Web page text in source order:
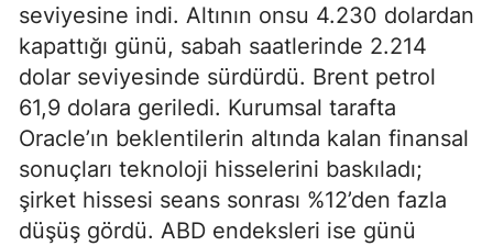
seviyesine indi. Altının onsu 4.230 dolardan
kapattığı günü, sabah saatlerinde 2.214
dolar seviyesinde sürdürdü. Brent petrol
61,9 dolara geriledi. Kurumsal tarafta
Oracle’ın beklentilerin altında kalan finansal
sonuçları teknoloji hisselerini baskıladı;
şirket hissesi seans sonrası %12’den fazla
düşüş gördü. ABD endeksleri ise günü